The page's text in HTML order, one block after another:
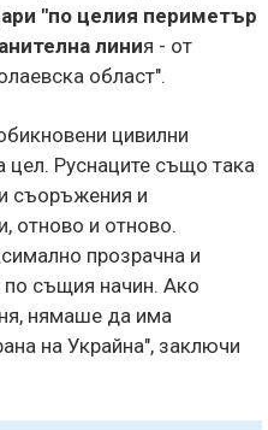
"по целия периметър
линия - от
област".
цивилни
цел. Руснаците също така
съоръжения и
отново и отново.
прозрачна и
по същия начин. Ако
нямаше да има
на Украйна", заключи